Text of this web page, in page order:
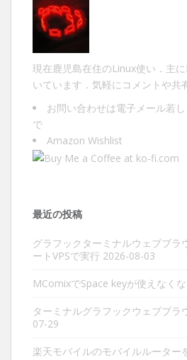
現在鹿児島在住のLinux使い．主
いています．気軽にコメントや共
お問い合わせは電子メール若
で
Amazon Wishlist
最近の投稿
グラフックターミナルウェブブ
ートVPSで実行 2026-08-03
MComixでSpace keyが使えなく
ターミナルグラフックウェブブラ
07-29
楽天モバイルのモバイルルーター